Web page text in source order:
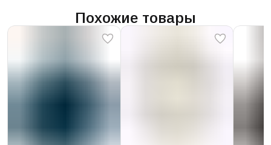
Похожие товары